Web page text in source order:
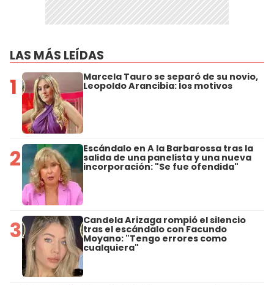
LAS MÁS LEÍDAS
1 Marcela Tauro se separó de su novio,
Leopoldo Arancibia: los motivos
2 Escándalo en A la Barbarossa tras la
salida de una panelista y una nueva
incorporación: "Se fue ofendida"
3 Candela Arizaga rompió el silencio
tras el escándalo con Facundo
Moyano: "Tengo errores como
cualquiera"